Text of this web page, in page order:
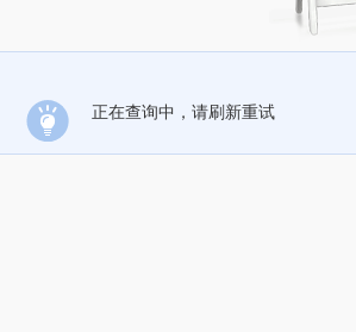
正在查询中，请刷新重试